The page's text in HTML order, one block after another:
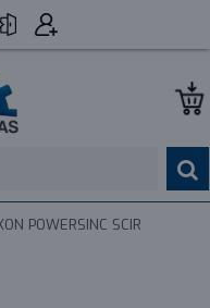
POWERSINC SCIR